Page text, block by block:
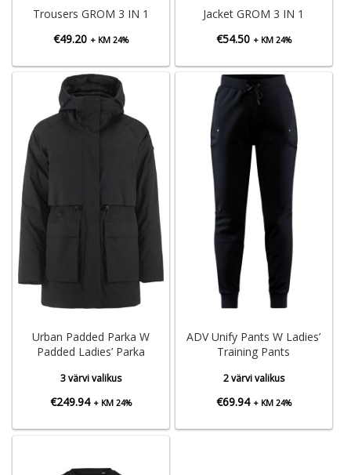
Trousers GROM 3 IN 1
€49.20 + KM 24%
Jacket GROM 3 IN 1
€54.50 + KM 24%
Urban Padded Parka W
Padded Ladies’ Parka
3 värvi valikus
€249.94 + KM 24%
ADV Unify Pants W Ladies’
Training Pants
2 värvi valikus
€69.94 + KM 24%